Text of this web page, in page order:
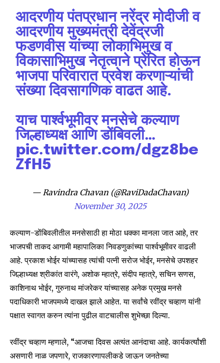
Join our community of
SUBSCRIBERS and be part of the
conversation.
or click the subscribe button below. Don't worry, we respect
your privacy and won't spam your inbox. Your information is
आदरणीय पंतप्रधान नरेंद्र मोदीजी व
आदरणीय मुख्यमंत्री देवेंद्रजी
फडणवीस यांच्या लोकाभिमुख व
विकासाभिमुख नेतृत्वाने प्रेरित होऊन
भाजपा परिवारात प्रवेश करणाऱ्यांची
संख्या दिवसागणिक वाढत आहे.
याच पार्श्वभूमीवर मनसेचे कल्याण
जिल्हाध्यक्ष आणि डोंबिवली…
pic.twitter.com/dgz8be
ZfH5
— Ravindra Chavan (@RaviDadaChavan)
November 30, 2025
कल्याण-डोंबिवलीतील मनसेसाठी हा मोठा धक्का मानला जात आहे, तर
भाजपची ताकद आगामी महापालिका निवडणुकांच्या पार्श्वभूमीवर वाढली
आहे. प्रकाश भोईर यांच्यासह त्यांची पत्नी सरोज भोईर, मनसेचे उपशहर
जिल्हाध्यक्ष श्रीकांत वारंगे, अशोक म्हात्रे, संदीप म्हात्रे, सचिन सणस,
काशिनाथ भोईर, गुरुनाथ मांजरेकर यांच्यासह अनेक प्रमुख मनसे
पदाधिकारी भाजपमध्ये दाखल झाले आहेत. या सर्वांचे रवींद्र चव्हाण यांनी
पक्षात स्वागत करुन त्यांना पुढील वाटचालीस शुभेच्छा दिल्या.
रवींद्र चव्हाण म्हणाले, “आजचा दिवस अत्यंत आनंदाचा आहे. कार्यकर्त्यांशी
असणारी नाळ जपणारे, राजकारणापलीकडे जाऊन जनतेच्या